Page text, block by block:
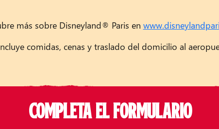
más sobre Disneyland® Paris en
comidas, cenas y traslado del domicilio al
Sentra TPH Marketing
COMPLETA EL FORMULARIO